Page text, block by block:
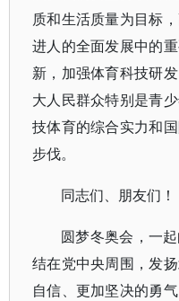
质和生活质量为目标
进人的全面发展中的
新，加强体育科技研
大人民群众特别是青
技体育的综合实力和
步伐。
同志们、朋友们！
圆梦冬奥会，一
结在党中央周围，发
自信、更加坚决的勇